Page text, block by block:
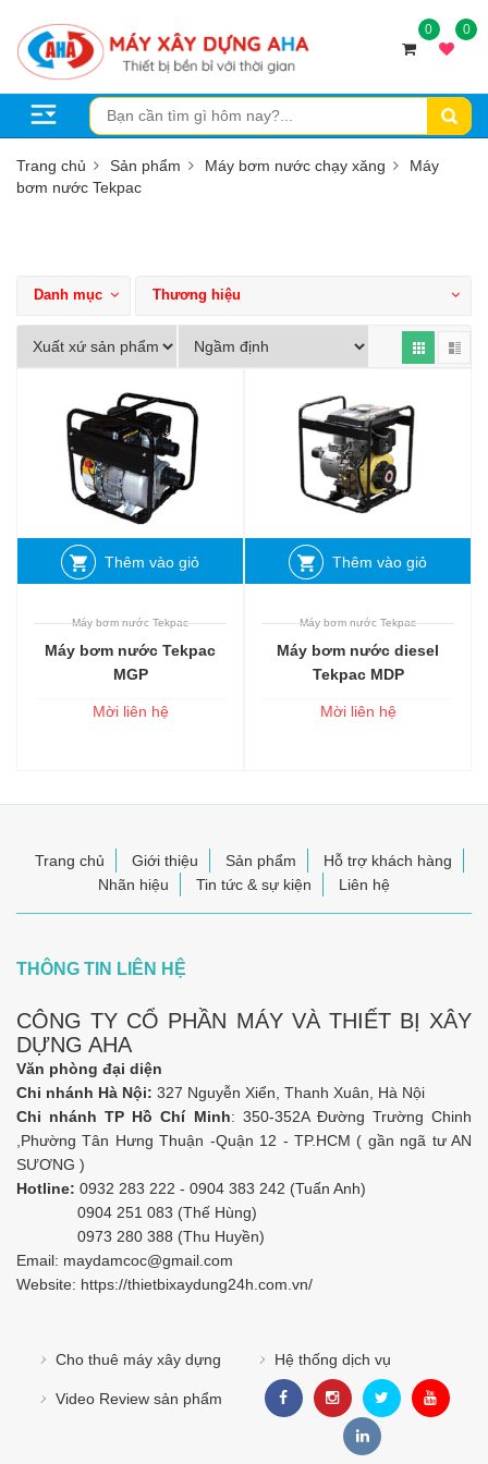
0 0
Trang chủ Sản phẩm Máy bơm nước chạy xăng
Máy
bơm nước Tekpac
Danh mục Thương hiệu
Thêm vào giỏ
Máy bơm nước Tekpac
Máy bơm nước Tekpac
MGP
Mời liên hệ
Thêm vào giỏ
Máy bơm nước Tekpac
Máy bơm nước diesel
Tekpac MDP
Mời liên hệ
Trang chủ Giới thiệu Sản phẩm
Hỗ trợ khách hàng
Nhãn hiệu
Tin tức & sự kiện Liên hệ
THÔNG TIN LIÊN HỆ
CÔNG TY CỔ PHẦN MÁY VÀ THIẾT BỊ XÂY
DỰNG AHA
Văn phòng đại diện
Chi nhánh Hà Nội: 327 Nguyễn Xiển, Thanh Xuân, Hà Nội
Chi nhánh TP Hồ Chí Minh: 350-352A Đường Trường Chinh
,Phường Tân Hưng Thuận -Quận 12 - TP.HCM ( gần ngã tư AN
SƯƠNG )
Hotline: 0932 283 222 - 0904 383 242 (Tuấn Anh)
0904 251 083 (Thế Hùng)
0973 280 388 (Thu Huyền)
Email: maydamcoc@gmail.com
Website: https://thietbixaydung24h.com.vn/
Cho thuê máy xây dựng Hệ thống dịch vụ
Video Review sản phẩm